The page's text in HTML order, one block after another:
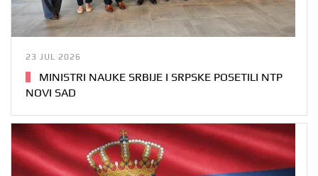
23 JUL 2026
MINISTRI NAUKE SRBIJE I SRPSKE POSETILI NTP
NOVI SAD